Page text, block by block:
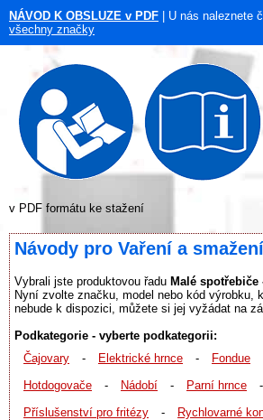
NÁVOD K OBSLUZE v PDF | U nás naleznete
všechny značky
v PDF formátu ke stažení
Návody pro Vaření a smažení
Vybrali jste produktovou řadu Malé spotřebiče
Nyní zvolte značku, model nebo kód výrobku,
nebude k dispozici, můžete si jej vyžádat na
Podkategorie - vyberte podkategorii:
Čajovary
- Elektrické hrnce - Fondue
Hotdogovače
- Nádobí - Parní hrnce -
Příslušenství pro fritézy
- Rychlovarné